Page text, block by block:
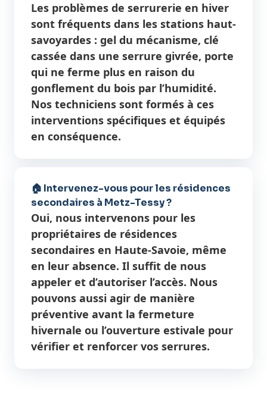
Les problèmes de serrurerie en hiver
sont fréquents dans les stations haut-
savoyardes : gel du mécanisme, clé
cassée dans une serrure givrée, porte
qui ne ferme plus en raison du
gonflement du bois par l’humidité.
Nos techniciens sont formés à ces
interventions spécifiques et équipés
en conséquence.
🏠 Intervenez-vous pour les résidences
secondaires à Metz-Tessy ?
Oui, nous intervenons pour les
propriétaires de résidences
secondaires en Haute-Savoie, même
en leur absence. Il suffit de nous
appeler et d’autoriser l’accès. Nous
pouvons aussi agir de manière
préventive avant la fermeture
hivernale ou l’ouverture estivale pour
vérifier et renforcer vos serrures.